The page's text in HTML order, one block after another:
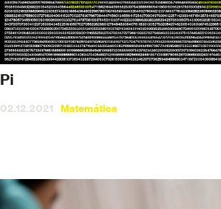
Pi
02.12.2021 Matemática